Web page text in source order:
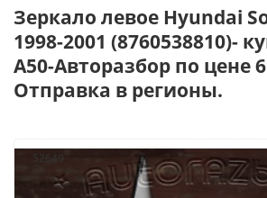
Зеркало левое Hyundai
1998-2001 (8760538810)-
А50-Авторазбор по цене
Отправка в регионы.
52649